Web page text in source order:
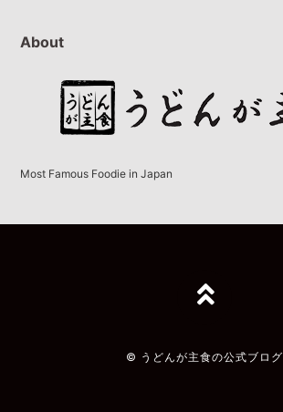
About
Most Famous Foodie in Japan
TOPへ
© うどんが主食の公式ブログ